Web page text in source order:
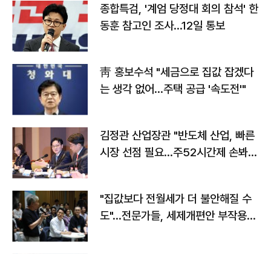
종합특검, '계엄 당정대 회의 참석' 한
동훈 참고인 조사...12일 통보
靑 홍보수석 "세금으로 집값 잡겠다
는 생각 없어…주택 공급 '속도전'"
김정관 산업장관 "반도체 산업, 빠른
시장 선점 필요…주52시간제 손봐
"집값보다 전월세가 더 불안해질 수
도"…전문가들, 세제개편안 부작용